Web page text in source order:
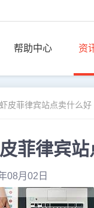
帮助中心 资
皮菲律宾站点卖什么好
菲律宾
08月02日